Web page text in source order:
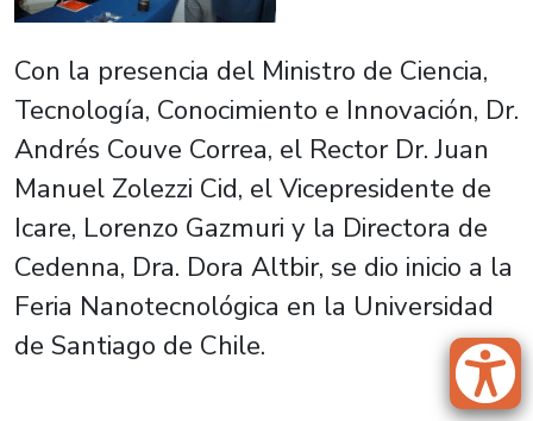
Con la presencia del Ministro de Ciencia,
Tecnología, Conocimiento e Innovación, Dr.
Andrés Couve Correa, el Rector Dr. Juan
Manuel Zolezzi Cid, el Vicepresidente de
Icare, Lorenzo Gazmuri y la Directora de
Cedenna, Dra. Dora Altbir, se dio inicio a la
Feria Nanotecnológica en la Universidad
de Santiago de Chile.